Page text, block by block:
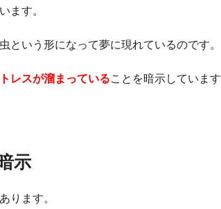
ます。
という形になって夢に現れているのです。
レスが溜まっていることを暗示しています
示
ります。